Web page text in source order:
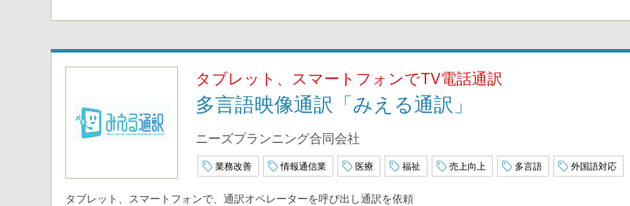
タブレット、スマートフォンでTV電話通訳
多言語映像通訳「みえる通訳」
ニーズプランニング合同会社
業務改善 情報通信業 医療 福祉 売上向上 多言語 外国語対応
タブレット、スマートフォンで、通訳オペレーターを呼び出し通訳を依頼